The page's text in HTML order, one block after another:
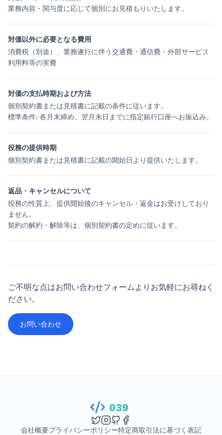
業務内容・関与度に応じて個別にお見積もりいたします。
対価以外に必要となる費用
消費税（別途）、業務遂行に伴う交通費・通信費・外部サービス
利用料等の実費
対価の支払時期および方法
個別契約書または見積書に記載の条件に従います。
標準条件: 各月末締め、翌月末日までに指定銀行口座へお振込み。
役務の提供時期
個別契約書または見積書に記載の開始日より提供いたします。
返品・キャンセルについて
役務の性質上、提供開始後のキャンセル・返金はお受けしており
ません。
契約の解約・解除等は、個別契約書の定めに従います。
ご不明な点はお問い合わせフォームよりお気軽にお尋ねく
ださい。
お問い合わせ
039
会社概要プライバシーポリシー特定商取引法に基づく表記